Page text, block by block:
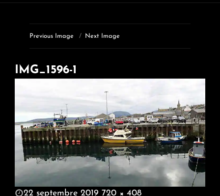
Previous Image Next Image
IMG_1596-1
POSTED
22 septembre 2019 720 × 408